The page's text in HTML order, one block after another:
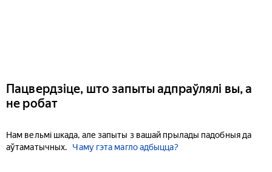
Пацвердзіце, што запыты адпраўлялі вы, а
не робат
Нам вельмі шкада, але запыты з вашай прылады падобныя да
аўтаматычных.
Чаму гэта магло адбыцца?